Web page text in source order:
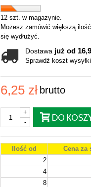
12 szt. w magazynie.
Możesz zamówić większą
się wydłużyć.
Dostawa już od
Sprawdź koszt wysyłki
6,25 zł brutto
-
+
DO
Ilość od Cena za
2
4
8